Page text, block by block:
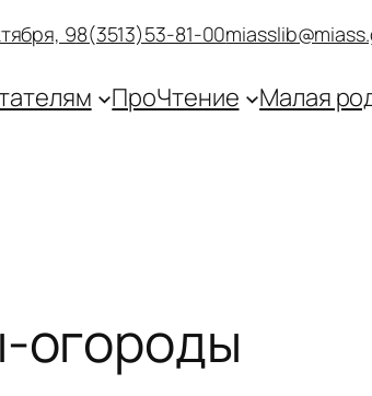
98(3513)53-81-00
ПроЧтение Малая
огороды